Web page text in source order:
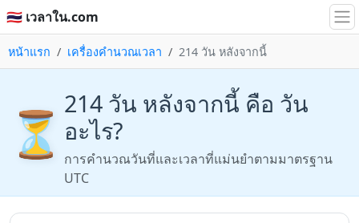
🇹🇭 เวลาใน.com
หน้าแรก เครื่องคำนวณเวลา 214 วัน หลังจากนี้
⏳ 214 วัน หลังจากนี้ คือ วัน
อะไร?
การคำนวณวันที่และเวลาที่แม่นยำตามมาตรฐาน
UTC